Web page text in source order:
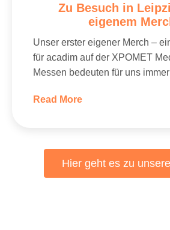
Zu Besuch in
eigenem
Unser erster eigener Merch –
für acadim auf der XPOMET
Messen bedeuten für uns
Read More
Hier geht es zu